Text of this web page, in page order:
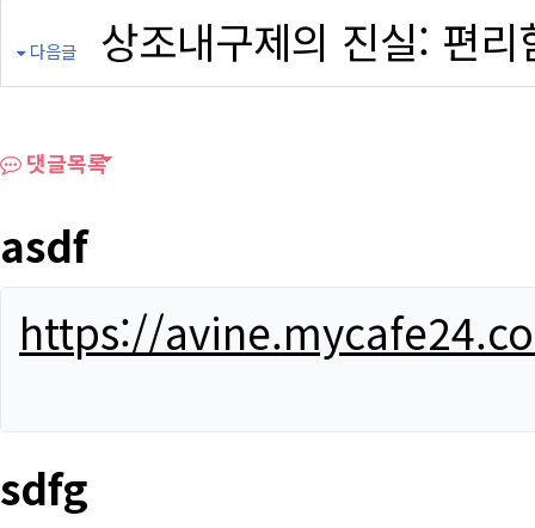
다음글 상조내구제의 진실: 편
댓글목록
asdf
https://
sdfg